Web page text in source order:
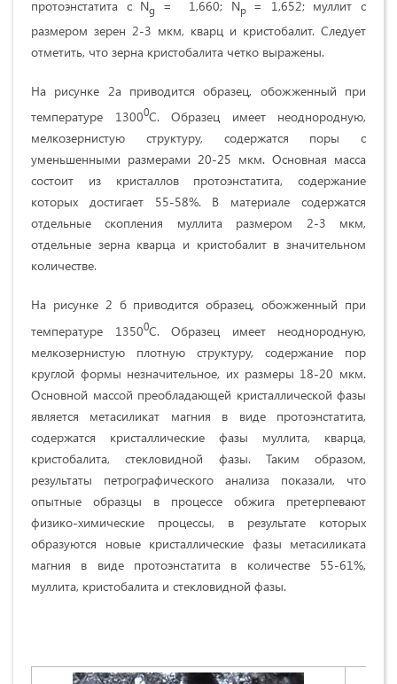
протоэнстатита с Ng = 1,660; Np = 1,652; муллит с
размером зерен 2-3 мкм, кварц и кристобалит. Следует
отметить, что зерна кристобалита четко выражены.
На рисунке 2а приводится образец, обожженный при
температуре 13000С. Образец имеет неоднородную,
мелкозернистую структуру, содержатся поры с
уменьшенными размерами 20-25 мкм. Основная масса
состоит из кристаллов протоэнстатита, содержание
которых достигает 55-58%. В материале содержатся
отдельные скопления муллита размером 2-3 мкм,
отдельные зерна кварца и кристобалит в значительном
количестве.
На рисунке 2 б приводится образец, обожженный при
температуре 13500С. Образец имеет неоднородную,
мелкозернистую плотную структуру, содержание пор
круглой формы незначительное, их размеры 18-20 мкм.
Основной массой преобладающей кристаллической фазы
является метасиликат магния в виде протоэнстатита,
содержатся кристаллические фазы муллита, кварца,
кристобалита, стекловидной фазы. Таким образом,
результаты петрографического анализа показали, что
опытные образцы в процессе обжига претерпевают
физико-химические процессы, в результате которых
образуются новые кристаллические фазы метасиликата
магния в виде протоэнстатита в количестве 55-61%,
муллита, кристобалита и стекловидной фазы.